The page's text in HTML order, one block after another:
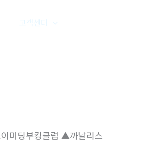
고객센터
딩부킹클럽 ▲까날리스